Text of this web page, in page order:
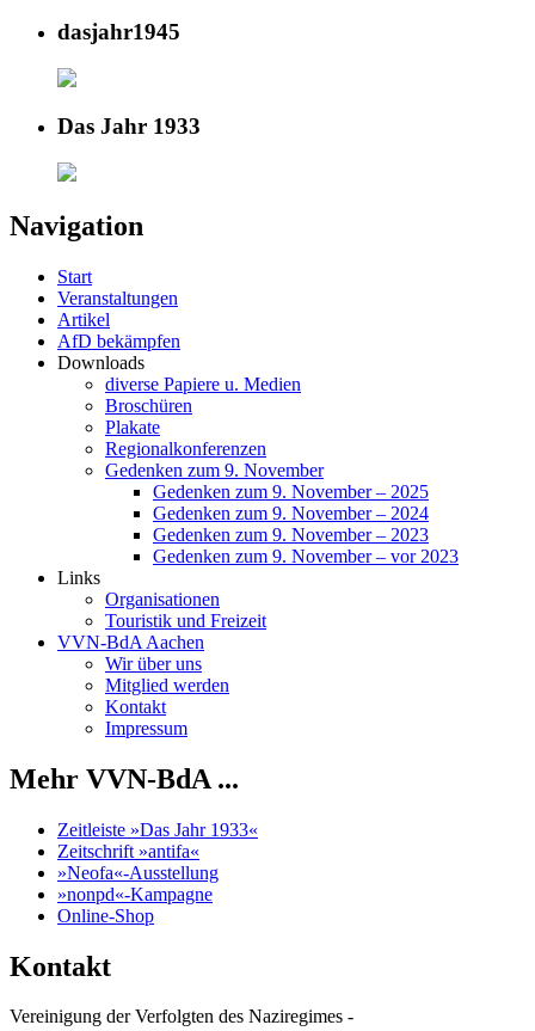
dasjahr1945
Das Jahr 1933
Navigation
Start
Veranstaltungen
Artikel
AfD bekämpfen
Downloads
diverse Papiere u. Medien
Broschüren
Plakate
Regionalkonferenzen
Gedenken zum 9. November
Gedenken zum 9. November – 2025
Gedenken zum 9. November – 2024
Gedenken zum 9. November – 2023
Gedenken zum 9. November – vor 2023
Links
Organisationen
Touristik und Freizeit
VVN-BdA Aachen
Wir über uns
Mitglied werden
Kontakt
Impressum
Mehr VVN-BdA ...
Zeitleiste »Das Jahr 1933«
Zeitschrift »antifa«
»Neofa«-Ausstellung
»nonpd«-Kampagne
Online-Shop
Kontakt
Vereinigung der Verfolgten des Naziregimes -